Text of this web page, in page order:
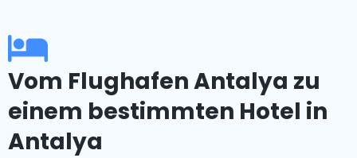
Vom Flughafen Antalya zu
einem bestimmten Hotel in
Antalya